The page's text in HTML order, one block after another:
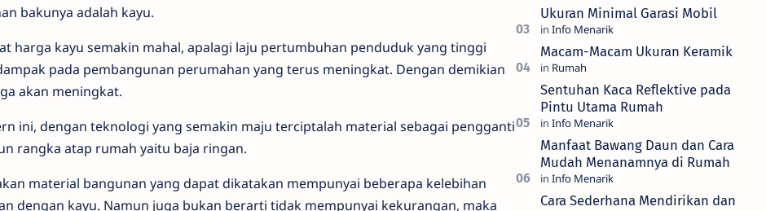
bakunya adalah kayu.
harga kayu semakin mahal, apalagi laju pertumbuhan penduduk yang tinggi
pada pembangunan perumahan yang terus meningkat. Dengan demikian
akan meningkat.
ini, dengan teknologi yang semakin maju terciptalah material sebagai pengganti
rangka atap rumah yaitu baja ringan.
material bangunan yang dapat dikatakan mempunyai beberapa kelebihan
dengan kayu. Namun juga bukan berarti tidak mempunyai kekurangan, maka
Ukuran Minimal Garasi Mobil
Macam-Macam Ukuran Keramik
Sentuhan Kaca Reflektive pada
Pintu Utama Rumah
Manfaat Bawang Daun dan Cara
Mudah Menanamnya di Rumah
Cara Sederhana Mendirikan dan